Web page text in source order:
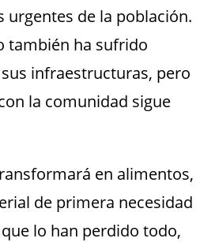
urgentes de la población.
también ha sufrido
infraestructuras, pero
la comunidad sigue
en alimentos,
de primera necesidad
lo han perdido todo,